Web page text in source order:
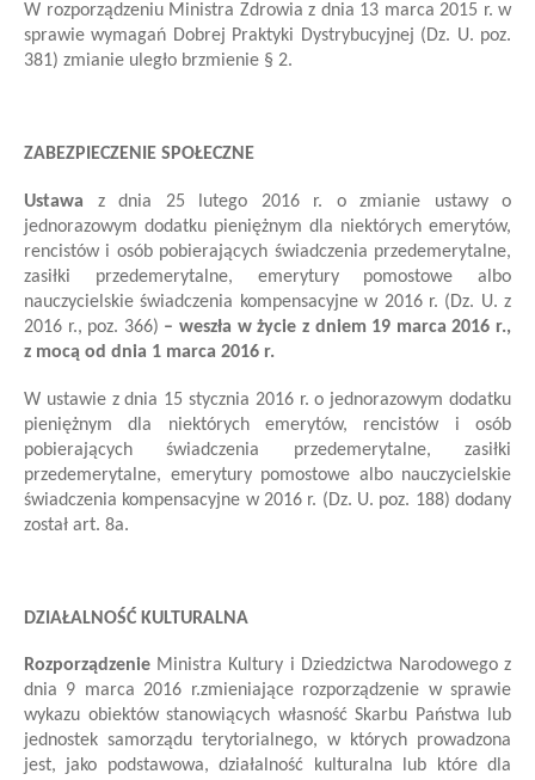
W rozporządzeniu Ministra Zdrowia z dnia 13 marca 2015 r. w
sprawie wymagań Dobrej Praktyki Dystrybucyjnej (Dz. U. poz.
381) zmianie uległo brzmienie § 2.
ZABEZPIECZENIE SPOŁECZNE
Ustawa z dnia 25 lutego 2016 r. o zmianie ustawy o
jednorazowym dodatku pieniężnym dla niektórych emerytów,
rencistów i osób pobierających świadczenia przedemerytalne,
zasiłki przedemerytalne, emerytury pomostowe albo
nauczycielskie świadczenia kompensacyjne w 2016 r. (Dz. U. z
2016 r., poz. 366) – weszła w życie z dniem 19 marca 2016 r.,
z mocą od dnia 1 marca 2016 r.
W ustawie z dnia 15 stycznia 2016 r. o jednorazowym dodatku
pieniężnym dla niektórych emerytów, rencistów i osób
pobierających świadczenia przedemerytalne, zasiłki
przedemerytalne, emerytury pomostowe albo nauczycielskie
świadczenia kompensacyjne w 2016 r. (Dz. U. poz. 188) dodany
został art. 8a.
DZIAŁALNOŚĆ KULTURALNA
Rozporządzenie Ministra Kultury i Dziedzictwa Narodowego z
dnia 9 marca 2016 r.zmieniające rozporządzenie w sprawie
wykazu obiektów stanowiących własność Skarbu Państwa lub
jednostek samorządu terytorialnego, w których prowadzona
jest, jako podstawowa, działalność kulturalna lub które dla